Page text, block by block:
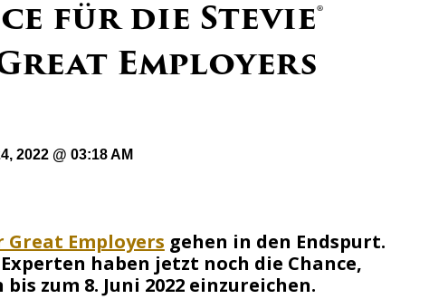
für die Stevie®
Employers
2022 @ 03:18 AM
Employers gehen in den Endspurt.
haben jetzt noch die Chance,
zum 8. Juni 2022 einzureichen.